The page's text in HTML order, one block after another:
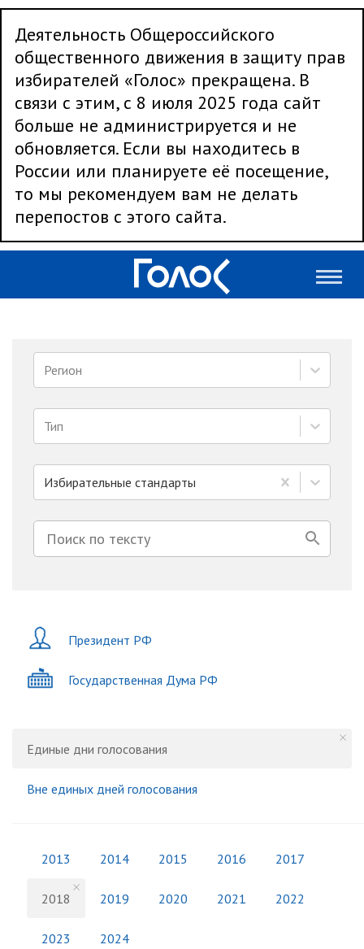
Деятельность Общероссийского
общественного движения в защиту прав
избирателей «Голос» прекращена. В
связи с этим, с 8 июля 2025 года сайт
больше не администрируется и не
обновляется. Если вы находитесь в
России или планируете её посещение,
то мы рекомендуем вам не делать
перепостов с этого сайта.
Регион
Тип
Избирательные стандарты
Президент РФ
Государственная Дума РФ
Единые дни голосования
Вне единых дней голосования
2013 2014 2015 2016 2017
2018 2019 2020 2021 2022
2023 2024